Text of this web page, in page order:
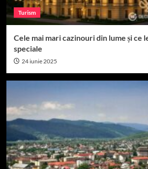
Turism
Cele mai mari cazinouri din lume și ce
speciale
24 iunie 2025